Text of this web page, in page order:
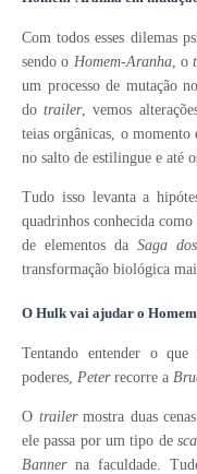
Com todos esses dilemas
sendo o Homem-Aranha, o
um processo de mutação
do trailer, vemos
teias orgânicas, o
no salto de estilingue e até
Tudo isso levanta a
quadrinhos conhecida como
de elementos daSaga
transformação biológica
O Hulk vai ajudar o
Tentando entender o
poderes, Peterrecorre a
O trailermostra duas
ele passa por um tipo de
Bannerna faculdade.